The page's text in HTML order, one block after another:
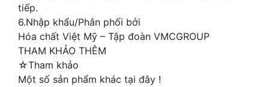
tiếp.
6.Nhập khẩu/Phân phối bởi
Hóa chất Việt Mỹ – Tập đoàn VMCGROUP
THAM KHẢO THÊM
☆Tham khảo
Một số sản phẩm khác tại đây !